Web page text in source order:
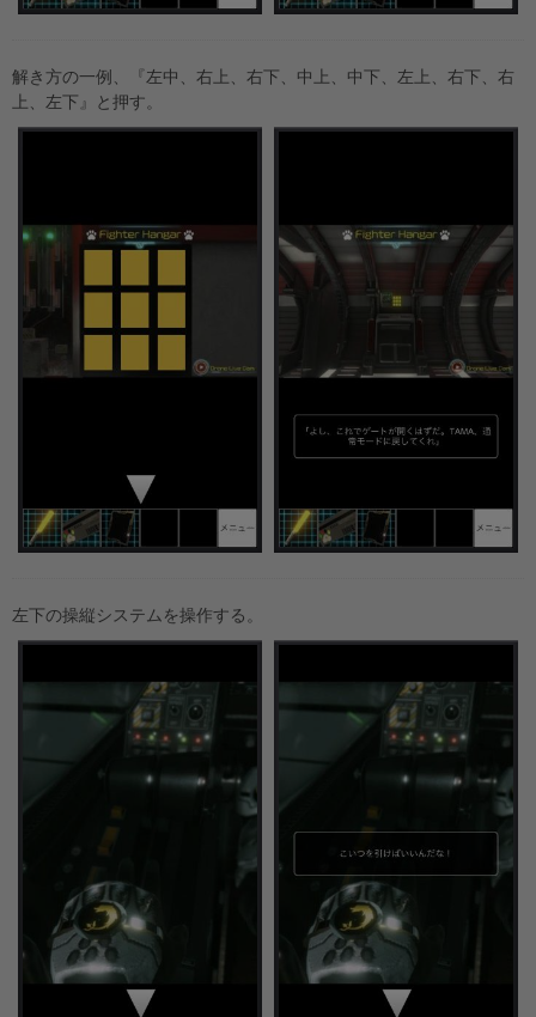
解き方の一例、『左中、右上、右下、中上、中下、左上、右下、右
上、左下』と押す。
左下の操縦システムを操作する。